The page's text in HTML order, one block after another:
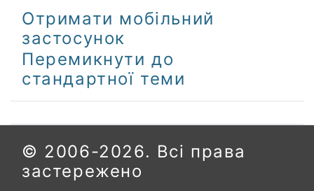
Отримати мобільний
застосунок
Перемикнути до
стандартної теми
© 2006-2026. Всі права
застережено